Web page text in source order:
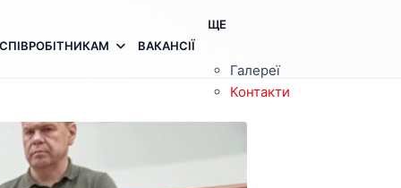
СПІВРОБІТНИКАМ ВАКАНСІЇ
ЩЕ
Галереї
Контакти